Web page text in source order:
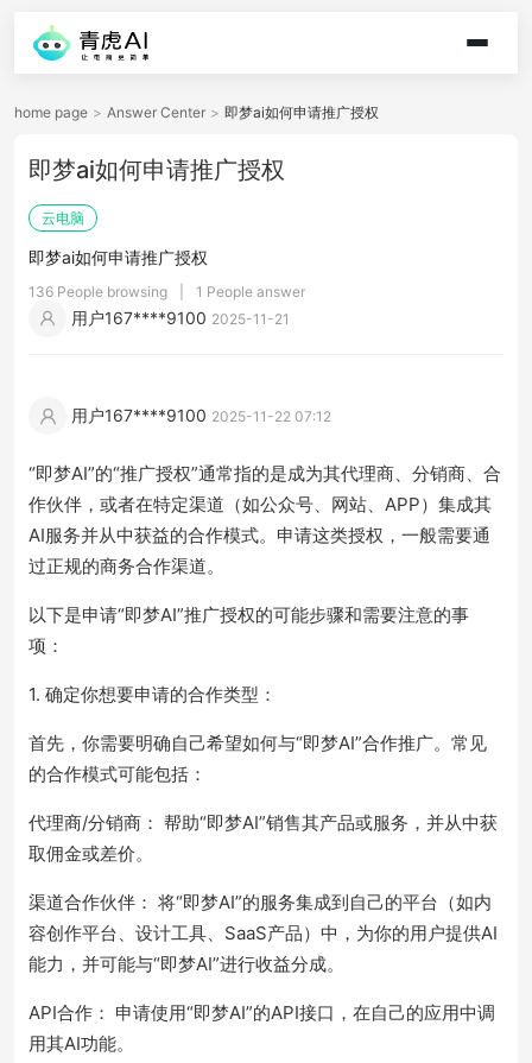
home page > Answer Center > 即梦ai如何申请推广授权
即梦ai如何申请推广授权
云电脑
即梦ai如何申请推广授权
136 People browsing 1 People answer
用户167****9100 2025-11-21
用户167****9100 2025-11-22 07:12
“即梦AI”的“推广授权”通常指的是成为其代理商、分销商、合
作伙伴，或者在特定渠道（如公众号、网站、APP）集成其
AI服务并从中获益的合作模式。申请这类授权，一般需要通
过正规的商务合作渠道。
以下是申请“即梦AI”推广授权的可能步骤和需要注意的事
项：
1. 确定你想要申请的合作类型：
首先，你需要明确自己希望如何与“即梦AI”合作推广。常见
的合作模式可能包括：
代理商/分销商： 帮助“即梦AI”销售其产品或服务，并从中获
取佣金或差价。
渠道合作伙伴： 将“即梦AI”的服务集成到自己的平台（如内
容创作平台、设计工具、SaaS产品）中，为你的用户提供AI
能力，并可能与“即梦AI”进行收益分成。
API合作： 申请使用“即梦AI”的API接口，在自己的应用中调
用其AI功能。